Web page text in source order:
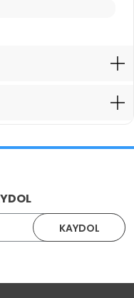
KAYDOL